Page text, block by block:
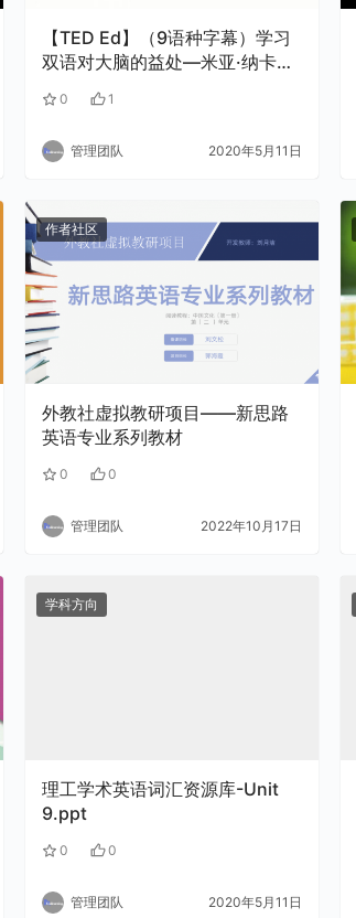
【TED Ed】（9语种字幕）学习
双语对大脑的益处—米亚·纳卡穆
0 1
管理团队 2020年5月11日
作者社区
外教社虚拟教研项目——新思路
英语专业系列教材
0 0
管理团队 2022年10月17日
学科方向
理工学术英语词汇资源库-Unit
9.ppt
0 0
管理团队 2020年5月11日